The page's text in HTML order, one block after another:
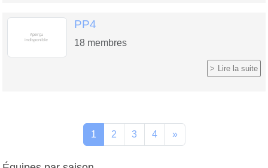
PP4
18 membres
Lire la suite
1 2 3 4 »